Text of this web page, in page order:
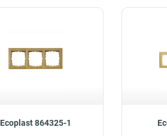
Ecoplast 864325-1